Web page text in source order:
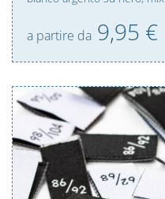
a partire da 9,95 €